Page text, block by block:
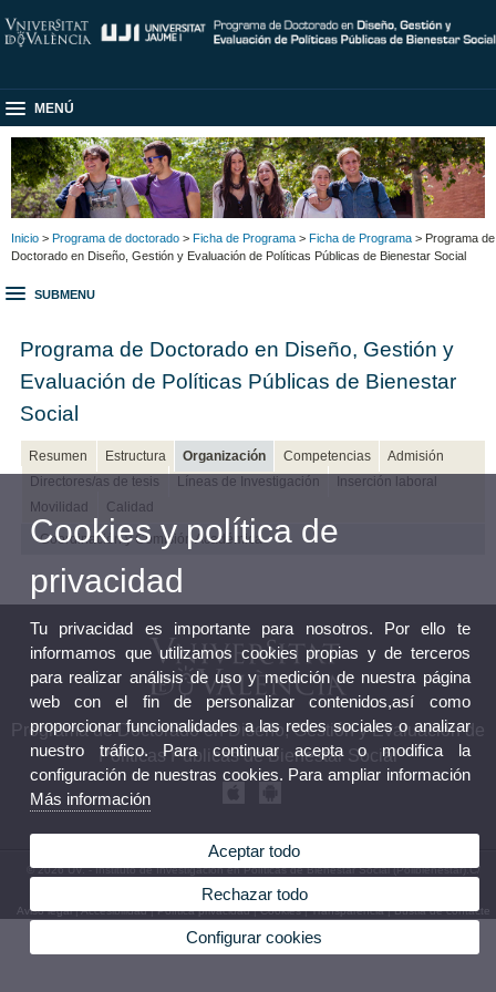
MENÚ
Inicio > Programa de doctorado > Ficha de Programa > Ficha de Programa > Programa de
Doctorado en Diseño, Gestión y Evaluación de Políticas Públicas de Bienestar Social
SUBMENU
Programa de Doctorado en Diseño, Gestión y
Evaluación de Políticas Públicas de Bienestar
Social
Resumen Estructura Organización Competencias
Admisión
Directores/as de tesis
Líneas de Investigación
Inserción laboral
Movilidad
Calidad
Coordinación y Comisión Académica
Programa de Doctorado en Diseño, Gestión y Evaluación de
Políticas Públicas de Bienestar Social
© 2026 UV. - Instituto de Investigación en Políticas de Bienestar Social (Polibienestar).C/
Aviso legal|Accesibilidad|Política privacidad|Cookies|Transparencia|Bústia de contacte
Cookies y política de
privacidad
Tu privacidad es importante para nosotros. Por ello te
informamos que utilizamos cookies propias y de terceros
para realizar análisis de uso y medición de nuestra página
web con el fin de personalizar contenidos,así como
proporcionar funcionalidades a las redes sociales o analizar
nuestro tráfico. Para continuar acepta o modifica la
configuración de nuestras cookies. Para ampliar información
Más información
Aceptar todo
Rechazar todo
Configurar cookies